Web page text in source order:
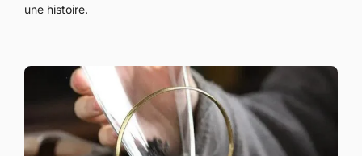
une histoire.